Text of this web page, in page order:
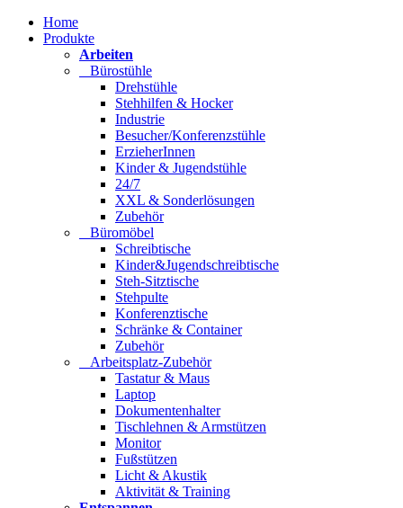
Home
Produkte
Arbeiten
Bürostühle
Drehstühle
Stehhilfen & Hocker
Industrie
Besucher/Konferenzstühle
ErzieherInnen
Kinder & Jugendstühle
24/7
XXL & Sonderlösungen
Zubehör
Büromöbel
Schreibtische
Kinder&Jugendschreibtische
Steh-Sitztische
Stehpulte
Konferenztische
Schränke & Container
Zubehör
Arbeitsplatz-Zubehör
Tastatur & Maus
Laptop
Dokumentenhalter
Tischlehnen & Armstützen
Monitor
Fußstützen
Licht & Akustik
Aktivität & Training